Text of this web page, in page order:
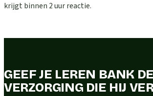
krijgt binnen 2 uur reactie.
GEEF JE LEREN BANK DE
VERZORGING DIE HIJ